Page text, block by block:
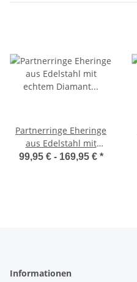
Partnerringe Eheringe
aus Edelstahl mit
echtem Diamant und
99,95 € - 169,95 € *
Informationen